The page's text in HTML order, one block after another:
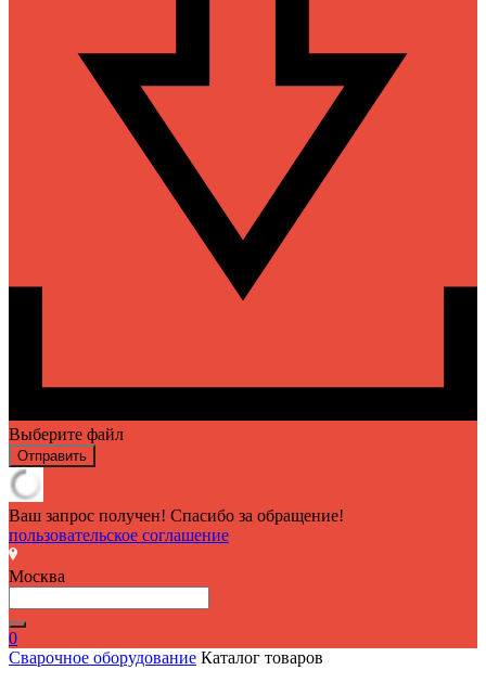
Выберите файл
Отправить
Ваш запрос получен! Спасибо за обращение!
пользовательское соглашение
Москва
0
Сварочное оборудование Каталог товаров